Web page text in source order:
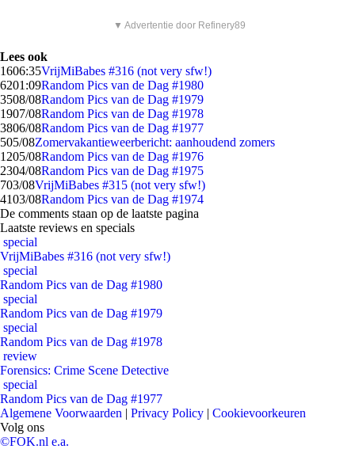
▼ Advertentie door Refinery89
Lees ook
1606:35VrijMiBabes #316 (not very sfw!)
6201:09Random Pics van de Dag #1980
3508/08Random Pics van de Dag #1979
1907/08Random Pics van de Dag #1978
3806/08Random Pics van de Dag #1977
505/08Zomervakantieweerbericht: aanhoudend zomers
1205/08Random Pics van de Dag #1976
2304/08Random Pics van de Dag #1975
703/08VrijMiBabes #315 (not very sfw!)
4103/08Random Pics van de Dag #1974
De comments staan op de laatste pagina
Laatste reviews en specials
special
VrijMiBabes #316 (not very sfw!)
special
Random Pics van de Dag #1980
special
Random Pics van de Dag #1979
special
Random Pics van de Dag #1978
review
Forensics: Crime Scene Detective
special
Random Pics van de Dag #1977
Algemene Voorwaarden | Privacy Policy | Cookievoorkeuren
Volg ons
©FOK.nl e.a.